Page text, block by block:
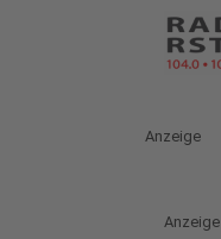
Anzeige
Anzeige